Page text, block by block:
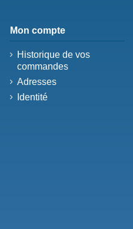
Mon compte
Historique de vos
commandes
Adresses
Identité